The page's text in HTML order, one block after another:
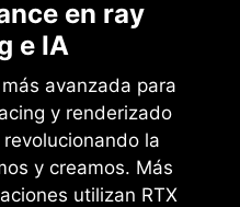
en ray
e IA
avanzada para
y renderizado
la
y creamos. Más
utilizan RTX